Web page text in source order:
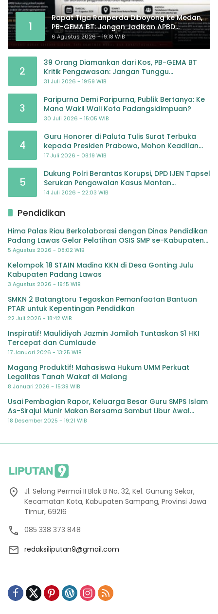
1
Rapat Tiga Ranperda Diboyong ke Medan,
PB-GEMA BT: Jangan Jadikan APBD
Ladang Pembiayaan yang Tak Perlu
6 Agustus 2026 - 19:18 WIB
2
39 Orang Diamankan dari Kos, PB-GEMA BT
Kritik Pengawasan: Jangan Tunggu
Masyarakat Bergerak Baru Negara Bertindak
31 Juli 2026 - 19:59 WIB
3
Paripurna Demi Paripurna, Publik Bertanya: Ke
Mana Wakil Wali Kota Padangsidimpuan?
30 Juli 2026 - 15:05 WIB
4
Guru Honorer di Paluta Tulis Surat Terbuka
kepada Presiden Prabowo, Mohon Keadilan
atas Dugaan Kriminalisasi
17 Juli 2026 - 08:19 WIB
5
Dukung Polri Berantas Korupsi, DPD IJEN Tapsel
Serukan Pengawalan Kasus Mantan
Jampidsus hingga Tuntas
14 Juli 2026 - 22:03 WIB
Pendidikan
Hima Palas Riau Berkolaborasi dengan Dinas Pendidikan
Padang Lawas Gelar Pelatihan OSIS SMP se-Kabupaten
Padang Lawas
5 Agustus 2026 - 08:02 WIB
Kelompok 18 STAIN Madina KKN di Desa Gonting Julu
Kabupaten Padang Lawas
3 Agustus 2026 - 19:15 WIB
SMKN 2 Batangtoru Tegaskan Pemanfaatan Bantuan
PTAR untuk Kepentingan Pendidikan
22 Juli 2026 - 18:42 WIB
Inspiratif! Maulidiyah Jazmin Jamilah Tuntaskan S1 HKI
Tercepat dan Cumlaude
17 Januari 2026 - 13:25 WIB
Magang Produktif! Mahasiswa Hukum UMM Perkuat
Legalitas Tanah Wakaf di Malang
8 Januari 2026 - 15:39 WIB
Usai Pembagian Rapor, Keluarga Besar Guru SMPS Islam
As-Sirajul Munir Makan Bersama Sambut Libur Awal
Semester
18 Desember 2025 - 19:21 WIB
Jl. Selong Permai II Blok B No. 32, Kel. Gunung Sekar,
Kecamatan Kota, Kabupaten Sampang, Provinsi Jawa
Timur, 69216
085 338 373 848
redaksiliputan9@gmail.com